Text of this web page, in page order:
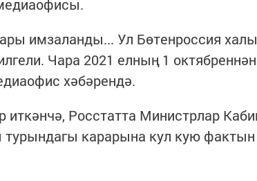
имзаланды... Ул Бөтенроссия
Чара 2021 елның 1
хәбәрендә.
иткәнчә, Росстатта Министрлар
карарына кул кую